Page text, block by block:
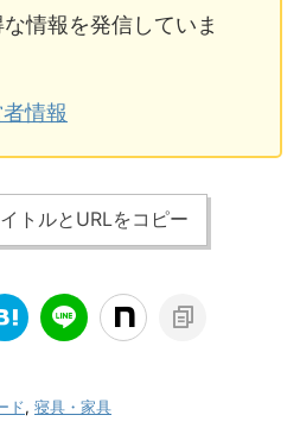
情報を発信していま
情報
トルとURLをコピー
ド, 寝具・家具